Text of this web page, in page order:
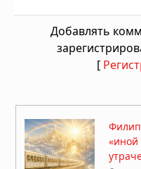
Добавлять
[
«иной